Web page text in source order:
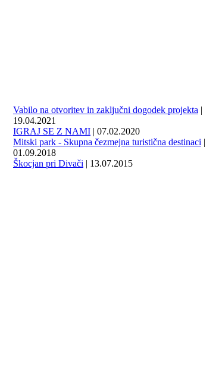
Vabilo na otvoritev in zaključni dogodek projekta |
19.04.2021
IGRAJ SE Z NAMI | 07.02.2020
Mitski park - Skupna čezmejna turistična destinaci |
01.09.2018
Škocjan pri Divači | 13.07.2015